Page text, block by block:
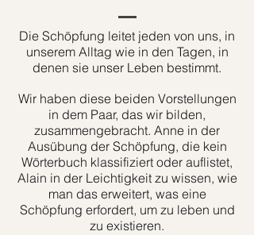
Die Schöpfung leitet jeden von uns, in
unserem Alltag wie in den Tagen, in
denen sie unser Leben bestimmt.
Wir haben diese beiden Vorstellungen
in dem Paar, das wir bilden,
zusammengebracht. Anne in der
Ausübung der Schöpfung, die kein
Wörterbuch klassifiziert oder auflistet,
Alain in der Leichtigkeit zu wissen, wie
man das erweitert, was eine
Schöpfung erfordert, um zu leben und
zu existieren.